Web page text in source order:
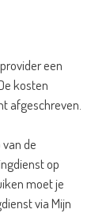
een
kosten
afgeschreven.
de
op
moet je
via Mijn